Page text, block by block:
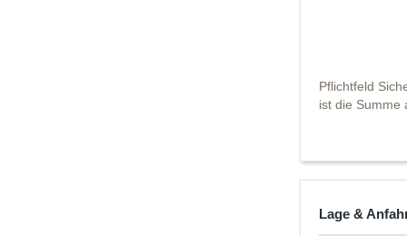
Pflichtfeld
ist die Summe
Lage &